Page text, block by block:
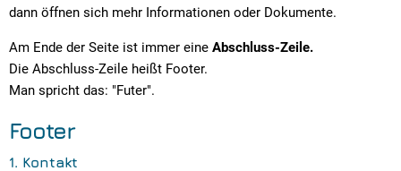
dann öffnen sich mehr Informationen oder Dokumente.
Am Ende der Seite ist immer eine Abschluss-Zeile.
Die Abschluss-Zeile heißt Footer.
Man spricht das: "Futer".
Footer
1. Kontakt